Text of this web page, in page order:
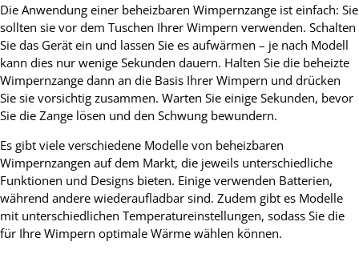
Die Anwendung einer beheizbaren Wimpernzange ist einfach: Sie
sollten sie vor dem Tuschen Ihrer Wimpern verwenden. Schalten
Sie das Gerät ein und lassen Sie es aufwärmen – je nach Modell
kann dies nur wenige Sekunden dauern. Halten Sie die beheizte
Wimpernzange dann an die Basis Ihrer Wimpern und drücken
Sie sie vorsichtig zusammen. Warten Sie einige Sekunden, bevor
Sie die Zange lösen und den Schwung bewundern.
Es gibt viele verschiedene Modelle von beheizbaren
Wimpernzangen auf dem Markt, die jeweils unterschiedliche
Funktionen und Designs bieten. Einige verwenden Batterien,
während andere wiederaufladbar sind. Zudem gibt es Modelle
mit unterschiedlichen Temperatureinstellungen, sodass Sie die
für Ihre Wimpern optimale Wärme wählen können.